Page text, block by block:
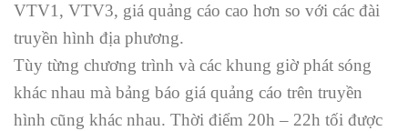
VTV1, VTV3, giá quảng cáo cao hơn so với các đài
truyền hình địa phương.
Tùy từng chương trình và các khung giờ phát sóng
khác nhau mà bảng báo giá quảng cáo trên truyền
hình cũng khác nhau. Thời điểm 20h – 22h tối được